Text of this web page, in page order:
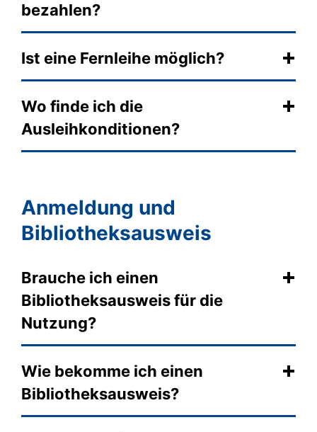
bezahlen?
Ist eine Fernleihe möglich?
Wo finde ich die
Ausleihkonditionen?
Anmeldung und
Bibliotheksausweis
Brauche ich einen
Bibliotheksausweis für die
Nutzung?
Wie bekomme ich einen
Bibliotheksausweis?